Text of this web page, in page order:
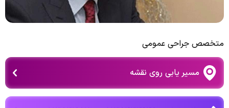
متخصص جراحی عمومی
مسیر یابی روی نقشه